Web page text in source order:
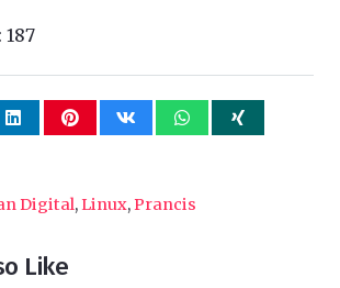
187
Digital,Linux,Prancis
Like